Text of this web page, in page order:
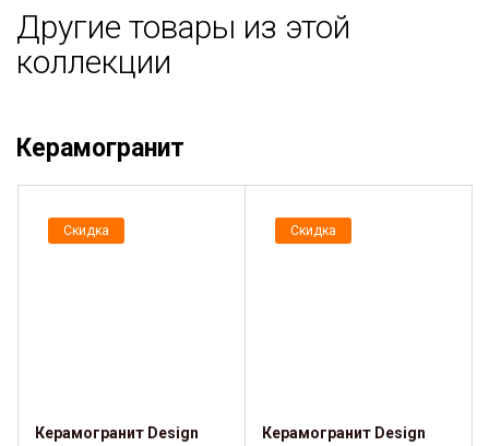
Другие товары из этой
коллекции
Керамогранит
Скидка
Керамогранит Design
Скидка
Керамогранит Design